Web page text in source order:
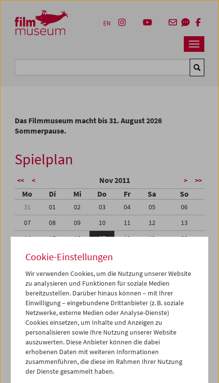
Zum Inhalt
Zum Hauptmenü
Zur Servicenavigation
Zum Suche
Navbar
EN
Das Filmmuseum macht bis 31. August 2026
Sommerpause.
Spielplan
<< < Nov 2011 > >>
Mo Di Mi Do Fr Sa So
31 01 02 03 04 05
06
07
08 09 10 11 12
13
14
15 16 17 18 19
20
21
22 23 24
28
30 02
04
05
06 07 08 09 10
iCalender
Programmheft-PDF
English language or subtitles
< Vorherige Woche
Cookie-Einstellungen
Wir verwenden Cookies, um die Nutzung unserer Website
zu analysieren und Funktionen für soziale Medien
bereitzustellen. Darüber hinaus können – mit Ihrer
Einwilligung – eingebundene Drittanbieter (z. B. soziale
Netzwerke, externe Medien oder Analyse-Dienste)
Cookies einsetzen, um Inhalte und Anzeigen zu
personalisieren sowie Ihre Nutzung unserer Website
auszuwerten. Diese Anbieter können die dabei
erhobenen Daten mit weiteren Informationen
zusammenführen, die diese im Rahmen Ihrer Nutzung
der Dienste gesammelt haben.